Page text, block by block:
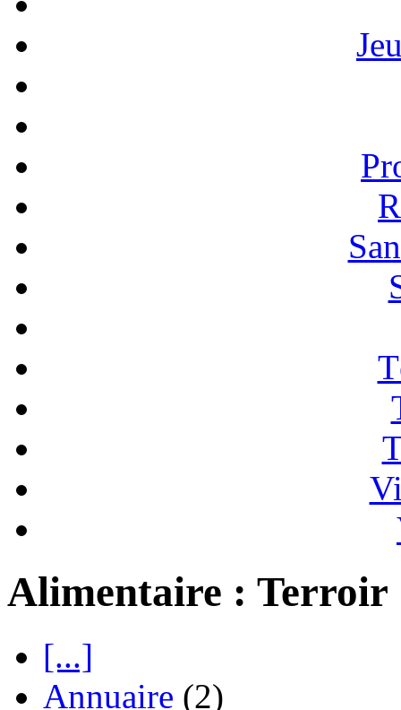
Alimentaire : Terroir
[...]
Annuaire (2)